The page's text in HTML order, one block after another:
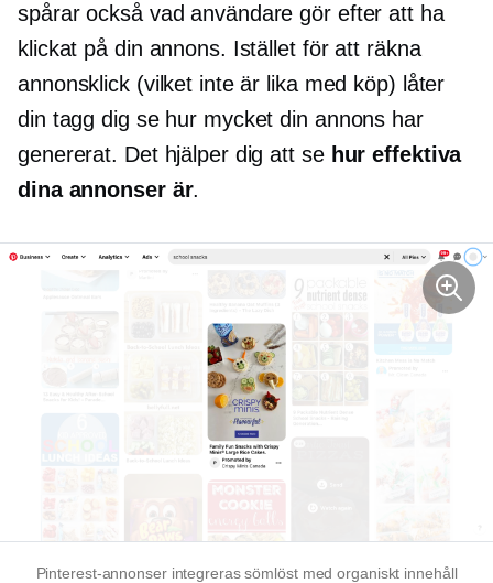
spårar också vad användare gör efter att ha
klickat på din annons. Istället för att räkna
annonsklick (vilket inte är lika med köp) låter
din tagg dig se hur mycket din annons har
genererat. Det hjälper dig att se hur effektiva
dina annonser är.
Pinterest-annonser integreras sömlöst med organiskt innehåll